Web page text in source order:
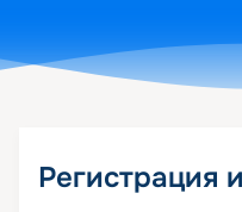
Регистрация